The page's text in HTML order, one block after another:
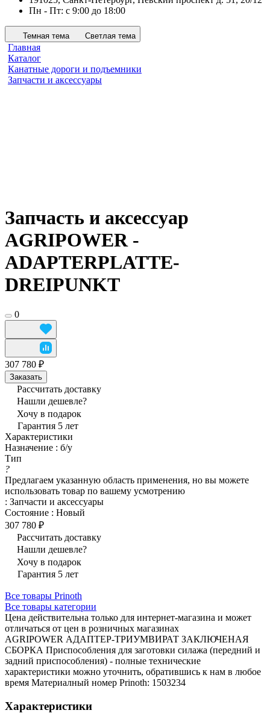
Пн - Пт: с 9:00 до 18:00
Темная тема Светлая тема
Главная
Каталог
Канатные дороги и подъемники
Запчасти и аксессуары
Запчасть и аксессуар
AGRIPOWER -
ADAPTERPLATTE-
DREIPUNKT
0
307 780 ₽
Заказать
Рассчитать доставку
Нашли дешевле?
Хочу в подарок
Гарантия 5 лет
Характеристики
Назначение : б/у
Тип
?
Предлагаем указанную область применения, но вы можете
использовать товар по вашему усмотрению
: Запчасти и аксессуары
Состояние : Новый
307 780 ₽
Рассчитать доставку
Нашли дешевле?
Хочу в подарок
Гарантия 5 лет
Все товары Prinoth
Все товары категории
Цена действительна только для интернет-магазина и может
отличаться от цен в розничных магазинах
AGRIPOWER АДАПТЕР-ТРИУМВИРАТ ЗАКЛЮЧЕНАЯ
СБОРКА Приспособления для заготовки силажа (передний и
задний приспособления) - полные технические
характеристики можно уточнить, обратившись к нам в любое
время Материалный номер Prinoth: 1503234
Характеристики